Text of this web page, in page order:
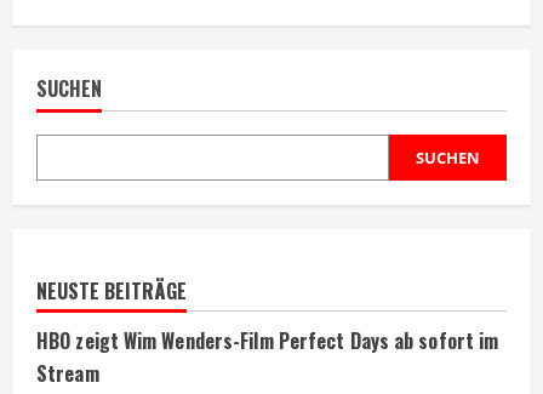
und
Fanbase
SUCHEN
SUCHEN
NEUSTE BEITRÄGE
HBO zeigt Wim Wenders-Film Perfect Days ab sofort im
Stream